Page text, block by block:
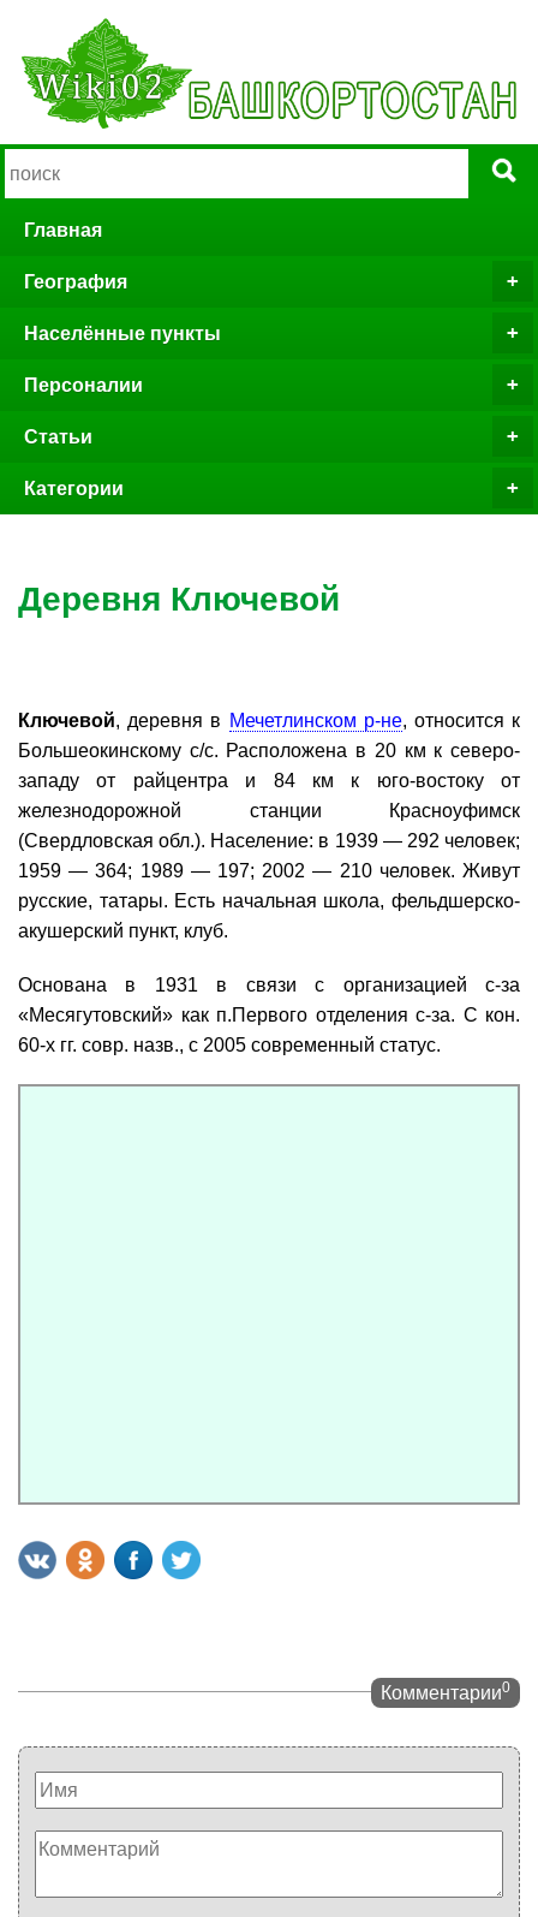
Главная
География
Населённые пункты
Персоналии
Статьи
Категории
Деревня Ключевой
Ключевой, деревня в Мечетлинском р-не, относится к
Большеокинскому с/с. Расположена в 20 км к северо-
западу от райцентра и 84 км к юго-востоку от
железнодорожной станции Красноуфимск
(Свердловская обл.). Население: в 1939 — 292 человек;
1959 — 364; 1989 — 197; 2002 — 210 человек. Живут
русские, татары. Есть начальная школа, фельдшерско-
акушерский пункт, клуб.
Основана в 1931 в связи с организацией с-за
«Месягутовский» как п.Первого отделения с-за. С кон.
60-х гг. совр. назв., с 2005 современный статус.
Комментарии0